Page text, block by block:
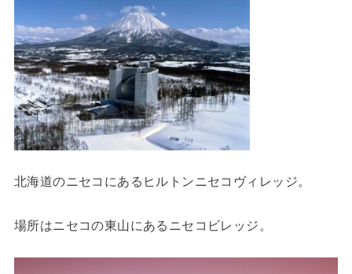
北海道のニセコにあるヒルトンニセコヴィレッジ。
場所はニセコの東山にあるニセコビレッジ。